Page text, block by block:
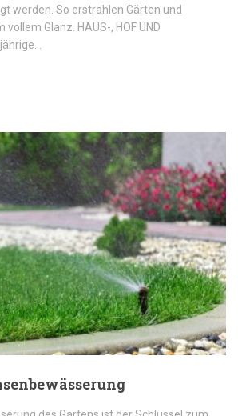
werden. So erstrahlen Gärten und
vollem Glanz. HAUS-, HOF UND